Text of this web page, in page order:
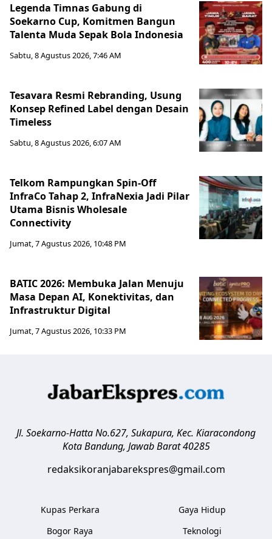
Legenda Timnas Gabung di
Soekarno Cup, Komitmen Bangun
Talenta Muda Sepak Bola Indonesia
Sabtu, 8 Agustus 2026, 7:46 AM
Tesavara Resmi Rebranding, Usung
Konsep Refined Label dengan Desain
Timeless
Sabtu, 8 Agustus 2026, 6:07 AM
Telkom Rampungkan Spin-Off
InfraCo Tahap 2, InfraNexia Jadi Pilar
Utama Bisnis Wholesale
Connectivity
Jumat, 7 Agustus 2026, 10:48 PM
BATIC 2026: Membuka Jalan Menuju
Masa Depan AI, Konektivitas, dan
Infrastruktur Digital
Jumat, 7 Agustus 2026, 10:33 PM
Jl. Soekarno-Hatta No.627, Sukapura, Kec. Kiaracondong
Kota Bandung, Jawab Barat 40285
redaksikoranjabarekspres@gmail.com
Kupas Perkara
Bogor Raya
Gaya Hidup
Teknologi